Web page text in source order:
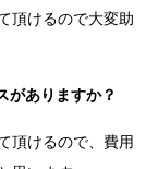
頂けるので大変助
がありますか？
頂けるので、費用